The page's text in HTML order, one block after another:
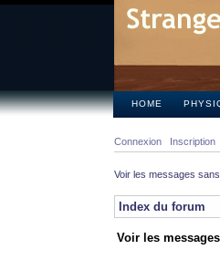
HOME
Connexion Inscription
Voir les messages
Index du forum
Voir les